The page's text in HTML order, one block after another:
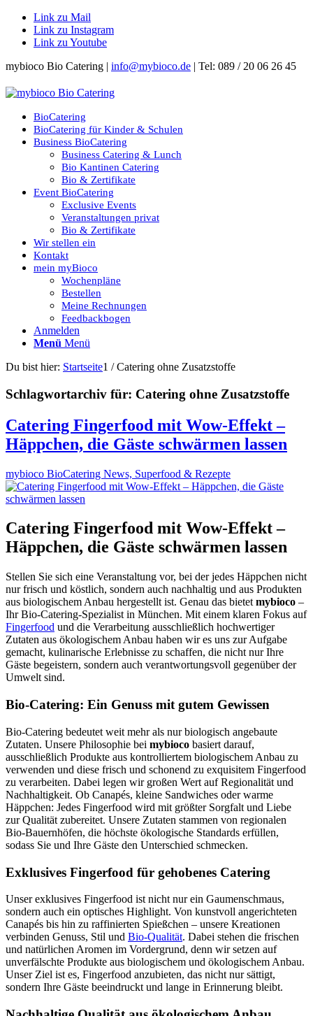
Link zu Mail
Link zu Instagram
Link zu Youtube
mybioco Bio Catering | info@mybioco.de | Tel: 089 / 20 06 26 45
BioCatering
BioCatering für Kinder & Schulen
Business BioCatering
Business Catering & Lunch
Bio Kantinen Catering
Bio & Zertifikate
Event BioCatering
Exclusive Events
Veranstaltungen privat
Bio & Zertifikate
Wir stellen ein
Kontakt
mein myBioco
Wochenpläne
Bestellen
Meine Rechnungen
Feedbackbogen
Anmelden
Menü Menü
Du bist hier: Startseite1 / Catering ohne Zusatzstoffe
Schlagwortarchiv für: Catering ohne Zusatzstoffe
Catering Fingerfood mit Wow-Effekt –
Häppchen, die Gäste schwärmen lassen
mybioco BioCatering News, Superfood & Rezepte
Catering Fingerfood mit Wow-Effekt –
Häppchen, die Gäste schwärmen lassen
Stellen Sie sich eine Veranstaltung vor, bei der jedes Häppchen nicht
nur frisch und köstlich, sondern auch nachhaltig und aus Produkten
aus biologischem Anbau hergestellt ist. Genau das bietet mybioco –
Ihr Bio-Catering-Spezialist in München. Mit einem klaren Fokus auf
Fingerfood und die Verarbeitung ausschließlich hochwertiger
Zutaten aus ökologischem Anbau haben wir es uns zur Aufgabe
gemacht, kulinarische Erlebnisse zu schaffen, die nicht nur Ihre
Gäste begeistern, sondern auch verantwortungsvoll gegenüber der
Umwelt sind.
Bio-Catering: Ein Genuss mit gutem Gewissen
Bio-Catering bedeutet weit mehr als nur biologisch angebaute
Zutaten. Unsere Philosophie bei mybioco basiert darauf,
ausschließlich Produkte aus kontrolliertem biologischem Anbau zu
verwenden und diese frisch und schonend zu exquisitem Fingerfood
zu verarbeiten. Dabei legen wir großen Wert auf Regionalität und
Nachhaltigkeit. Ob Canapés, kleine Sandwiches oder warme
Häppchen: Jedes Fingerfood wird mit größter Sorgfalt und Liebe
zur Qualität zubereitet. Unsere Zutaten stammen von regionalen
Bio-Bauernhöfen, die höchste ökologische Standards erfüllen,
sodass Sie und Ihre Gäste den Unterschied schmecken.
Exklusives Fingerfood für gehobenes Catering
Unser exklusives Fingerfood ist nicht nur ein Gaumenschmaus,
sondern auch ein optisches Highlight. Von kunstvoll angerichteten
Canapés bis hin zu raffinierten Spießchen – unsere Kreationen
verbinden Genuss, Stil und Bio-Qualität. Dabei stehen die frischen
und natürlichen Aromen im Vordergrund, denn wir setzen auf
unverfälschte Produkte aus biologischem und ökologischem Anbau.
Unser Ziel ist es, Fingerfood anzubieten, das nicht nur sättigt,
sondern Ihre Gäste beeindruckt und lange in Erinnerung bleibt.